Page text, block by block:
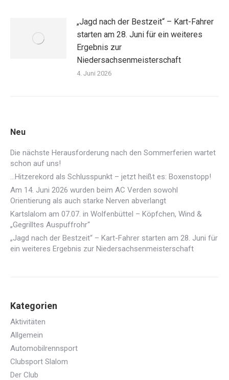
„Jagd nach der Bestzeit“ – Kart-Fahrer
starten am 28. Juni für ein weiteres
Ergebnis zur
Niedersachsenmeisterschaft
4. Juni 2026
Neu
Die nächste Herausforderung nach den Sommerferien wartet
schon auf uns!
…Hitzerekord als Schlusspunkt – jetzt heißt es: Boxenstopp!
Am 14. Juni 2026 wurden beim AC Verden sowohl
Orientierung als auch starke Nerven abverlangt
Kartslalom am 07.07. in Wolfenbüttel – Köpfchen, Wind &
„Gegrilltes Auspuffrohr“
„Jagd nach der Bestzeit“ – Kart-Fahrer starten am 28. Juni für
ein weiteres Ergebnis zur Niedersachsenmeisterschaft
Kategorien
Aktivitäten
Allgemein
Automobilrennsport
Clubsport Slalom
Der Club